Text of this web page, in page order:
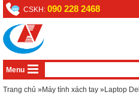
CSKH: 090 228 2468
Menu
Trang chủ »Máy tính xách tay »Laptop Dell